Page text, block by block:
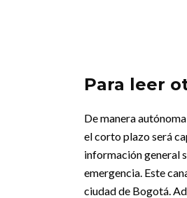
Para leer
De manera
el corto plazo será
información general
emergencia. Este
ciudad de Bogotá.